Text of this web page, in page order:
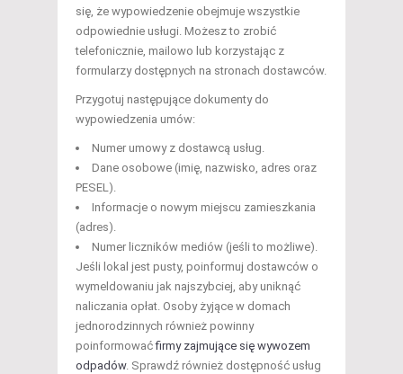
się, że wypowiedzenie obejmuje wszystkie
odpowiednie usługi. Możesz to zrobić
telefonicznie, mailowo lub korzystając z
formularzy dostępnych na stronach dostawców.
Przygotuj następujące dokumenty do
wypowiedzenia umów:
Numer umowy z dostawcą usług.
Dane osobowe (imię, nazwisko, adres oraz
PESEL).
Informacje o nowym miejscu zamieszkania
(adres).
Numer liczników mediów (jeśli to możliwe).
Jeśli lokal jest pusty, poinformuj dostawców o
wymeldowaniu jak najszybciej, aby uniknąć
naliczania opłat. Osoby żyjące w domach
jednorodzinnych również powinny
poinformowaćfirmy zajmujące się wywozem
odpadów. Sprawdź również dostępność usług